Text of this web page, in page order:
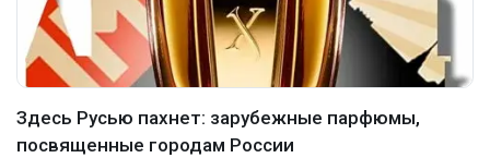
Здесь Русью пахнет: зарубежные парфюмы,
посвященные городам России